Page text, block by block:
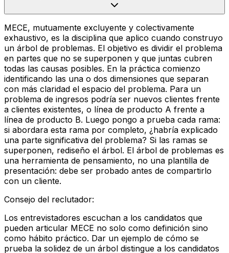
MECE, mutuamente excluyente y colectivamente
exhaustivo, es la disciplina que aplico cuando construyo
un árbol de problemas. El objetivo es dividir el problema
en partes que no se superponen y que juntas cubren
todas las causas posibles. En la práctica comienzo
identificando las una o dos dimensiones que separan
con más claridad el espacio del problema. Para un
problema de ingresos podría ser nuevos clientes frente
a clientes existentes, o línea de producto A frente a
línea de producto B. Luego pongo a prueba cada rama:
si abordara esta rama por completo, ¿habría explicado
una parte significativa del problema? Si las ramas se
superponen, rediseño el árbol. El árbol de problemas es
una herramienta de pensamiento, no una plantilla de
presentación: debe ser probado antes de compartirlo
con un cliente.
Consejo del reclutador:
Los entrevistadores escuchan a los candidatos que
pueden articular MECE no solo como definición sino
como hábito práctico. Dar un ejemplo de cómo se
prueba la solidez de un árbol distingue a los candidatos